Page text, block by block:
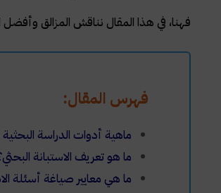
فهنا، في هذا المقال نناقش المزالق
فهرس المقال:
ماهية أدوات الدراسة البحثية
ما هو تعريف الاستبانة
ما هي معايير صياغة أسئلة